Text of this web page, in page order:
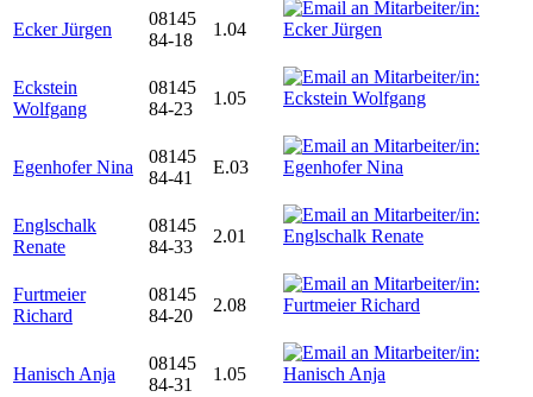
Ecker Jürgen
08145
84-18
1.04
Eckstein
Wolfgang
08145
84-23
1.05
Egenhofer Nina
08145
84-41
E.03
Englschalk
Renate
08145
84-33
2.01
Furtmeier
Richard
08145
84-20
2.08
Hanisch Anja
08145
84-31
1.05